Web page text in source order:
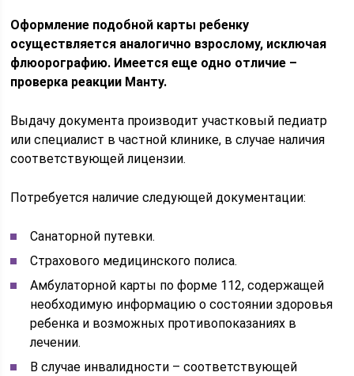
Оформление подобной карты ребенку
осуществляется аналогично взрослому, исключая
флюорографию. Имеется еще одно отличие –
проверка реакции Манту.
Выдачу документа производит участковый педиатр
или специалист в частной клинике, в случае наличия
соответствующей лицензии.
Потребуется наличие следующей документации:
Санаторной путевки.
Страхового медицинского полиса.
Амбулаторной карты по форме 112, содержащей
необходимую информацию о состоянии здоровья
ребенка и возможных противопоказаниях в
лечении.
В случае инвалидности – соответствующей